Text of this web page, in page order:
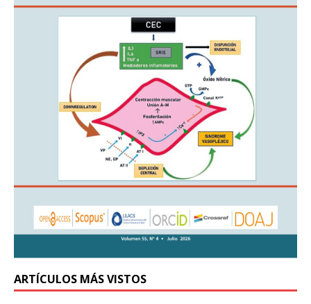
ARTÍCULOS MÁS VISTOS